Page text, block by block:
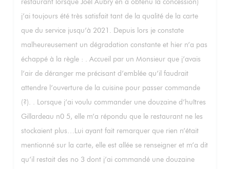
restaurant lorsque Joël Aubry en a obtenu la concession)
j’ai toujours été très satisfait tant de la qualité de la carte
que du service jusqu’à 2021. Depuis lors je constate
malheureusement un dégradation constante et hier n’a pas
échappé à la règle : . Accueil par un Monsieur que j’avais
l’air de déranger me précisant d’emblée qu’il faudrait
attendre l’ouverture de la cuisine pour passer commande
(?). . Lorsque j’ai voulu commander une douzaine d’huîtres
Gillardeau n0 5, elle m’a répondu que le restaurant ne les
stockaient plus…Lui ayant fait remarquer que rien n’était
mentionné sur la carte, elle est allée se renseigner et m’a dit
qu’il restait des no 3 dont j’ai commandé une douzaine